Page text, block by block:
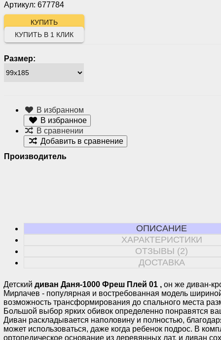
Артикул: 677784
Размер:
КУПИТЬ В 1 КЛИК
В избранном
В избранное
В сравнении
Добавить в сравнение
Производитель
ОПИСАНИЕ
ХАРАКТЕРИСТИКИ
ОТЗЫВЫ (2)
ДОСТАВКА
Детский диван Даня-1000 Фреш Плей 01 , он же диван-
Мирлачев - популярная и востребованная модель
возможность трансформирования до спального места
Большой выбор ярких обивок определенно понравятся
Диван раскладывается наполовину и полностью,
может использоваться, даже когда ребенок подрос. В
ортопедическое основание из деревянных лат, и диван